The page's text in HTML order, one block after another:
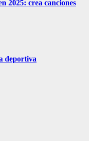
2025: crea canciones
deportiva